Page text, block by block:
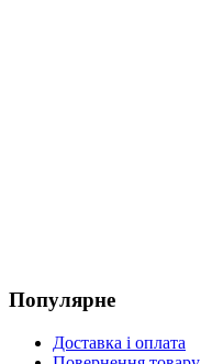
Популярне
Доставка і оплата